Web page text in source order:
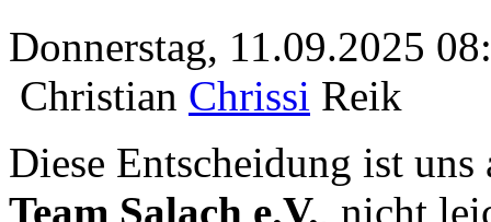
Donnerstag, 11.09.2025
Christian Chrissi Reik
Diese Entscheidung ist
Team Salach e.V., nicht